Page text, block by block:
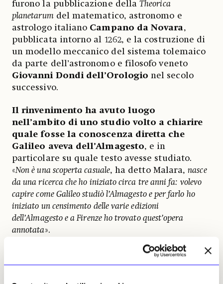
furono la pubblicazione dellaTheorica
planetarumdel matematico, astronomo e
astrologo italiano Campano da Novara,
pubblicata intorno al 1262, e la costruzione di
un modello meccanico del sistema tolemaico
da parte dell’astronomo e filosofo veneto
Giovanni Dondi dell’Orologio nel secolo
successivo.
Il rinvenimento ha avuto luogo
nell’ambito di uno studio volto a chiarire
quale fosse la conoscenza diretta che
Galileo aveva dell’Almagesto, e in
particolare su quale testo avesse studiato.
«Non è una scoperta casuale, ha detto Malara,nasce
da una ricerca che ho iniziato circa tre anni fa: volevo
capire come Galileo studiò l’Almagesto e per farlo ho
iniziato un censimento delle varie edizioni
dell’Almagesto e a Firenze ho trovato quest’opera
annotata».
Dei 13 volumi dell’opera i primi cinque
presentano numerose annotazioni che